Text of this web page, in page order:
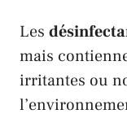
Les
mais
irritantes ou